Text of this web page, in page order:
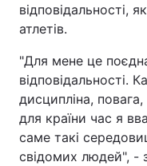
відповідальності,
атлетів.
"Для мене це
відповідальності.
дисципліна,
для країни час я
саме такі
свідомих людей", -